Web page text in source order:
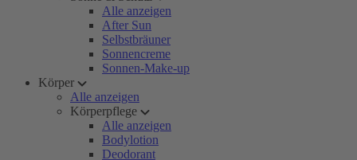
Alle anzeigen
After Sun
Selbstbräuner
Sonnencreme
Sonnen-Make-up
Körper
Alle anzeigen
Körperpflege
Alle anzeigen
Bodylotion
Deodorant